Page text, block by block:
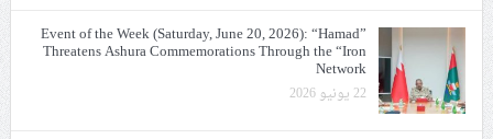
Event of the Week (Saturday, June 20, 2026): “Hamad”
Threatens Ashura Commemorations Through the “Iron
Network
22 يونيو 2026